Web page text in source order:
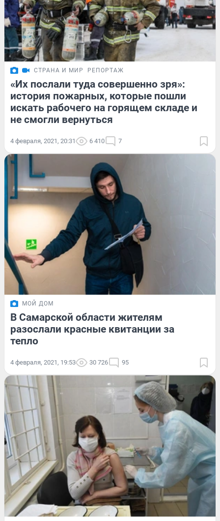
СТРАНА И МИР РЕПОРТАЖ
«Их послали туда совершенно зря»:
история пожарных, которые пошли
искать рабочего на горящем складе и
не смогли вернуться
4 февраля, 2021, 20:31 6 410 7
МОЙ ДОМ
В Самарской области жителям
разослали красные квитанции за
тепло
4 февраля, 2021, 19:53 30 726 95